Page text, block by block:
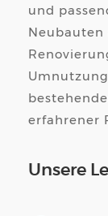
und
Neubauten
erfahrener
Unsere